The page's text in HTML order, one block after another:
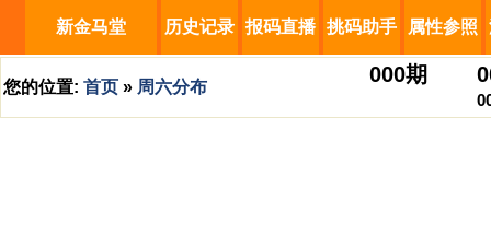
新金马堂 历史记录 报码直播 挑码助手 属性参照
您的位置: 首页 » 周六分布
000期